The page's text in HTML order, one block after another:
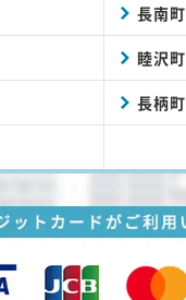
長南町
睦沢町
長柄町